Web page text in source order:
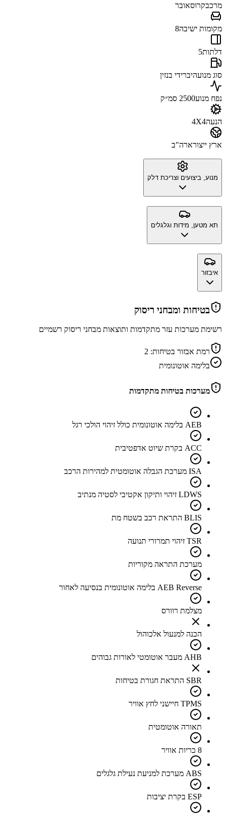
מרכבקרוסאובר
מקומות ישיבה8
דלתות5
סוג מנועהיברידי בנזין
נפח מנוע2500 סמ״ק
הנעה4X4
ארץ ייצורארה"ב
מנוע, ביצועים וצריכת דלק
תא מטען, מידות וגלגלים
איבזור
בטיחות ומבחני ריסוק
רשימת מערכות עזר מתקדמות ותוצאות מבחני ריסוק רשמיים
רמת אבזור בטיחות: 2
בלימה אוטונומית
מערכות בטיחות מתקדמות
AEB בלימה אוטונומית כולל זיהוי הולכי רגל
ACC בקרת שיוט אדפטיבית
ISA מערכת הגבלה אוטומטית למהירות הרכב
LDWS זיהוי ותיקון אקטיבי לסטיה מנתיב
BLIS התראת רכב בשטח מת
TSR זיהוי תמרורי תנועה
מערכת התראה מקוריות
AEB Reverse בלימה אוטונומית בנסיעה לאחור
מצלמת רוורס
הכנה למנעול אלכוהול
AHB מעבר אוטומטי לאורות גבוהים
SBR התראת חגורת בטיחות
TPMS חיישני לחץ אוויר
תאורה אוטומטית
8 כריות אוויר
ABS מערכת למניעת נעילת גלגלים
ESP בקרת יציבות